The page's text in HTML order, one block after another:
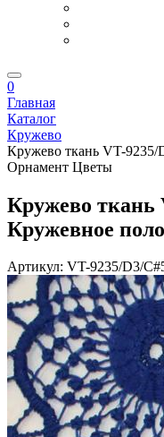
0
Главная
Каталог
Кружево
Кружево ткань VT-
Орнамент Цветы
Кружево ткань
Кружевное
Артикул: VT-9235/D3/